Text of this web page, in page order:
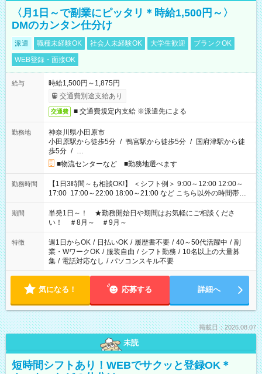
〈月1日～で副業にピッタリ＊時給1,500円～〉
DMのカンタン仕分け
派遣 職種未経験OK 社会人未経験OK 大学生歓迎
ブランクOK
WEB登録・面接OK
給与
時給1,500円～1,875円
交通費別途支給あり
交通費 ■ 交通費規定内支給 ※派遣先による
勤務地
神奈川県小田原市
小田原駅から徒歩5分 / 鴨宮駅から徒歩5分 / 国府津駅から徒
歩5分 / …
■物流センターなど ■勤務地選べます
勤務時間
【1日3時間～も相談OK!】 ＜シフト例＞ 9:00～12:00 12:00～
17:00 17:00～22:00 18:00～21:00 など こちら以外の時間帯も
お気軽にご相談ください！
期間
単発1日～！ ★勤務開始日や期間はお気軽にご相談くださ
い！ ＃8月～ ＃9月～
特徴 週1日からOK / 日払いOK / 履歴書不要 / 40～50代活躍中 / 副
業・WワークOK / 服装自由 / シフト勤務 / 10名以上の大量募
集 / 電話対応なし / パソコンスキル不要
気になる！ 応募する 詳細へ
掲載日：2026.08.07
未読
短時間シフトあり！WEBでサクッと登録OK＊